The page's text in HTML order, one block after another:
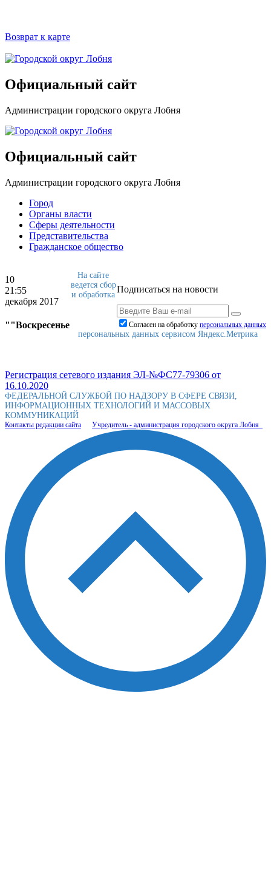
Возврат к карте
Официальный сайт
Администрации городского округа Лобня
Официальный сайт
Администрации городского округа Лобня
Город
Органы власти
Сферы деятельности
Представительства
Гражданское общество
10
21:55
декабря 2017
""Воскресенье
Подписаться на новости
Согласен на обработку персональныx данных
На сайте
ведется сбор
и обработка
персональных данных сервисом Яндекс.Метрика
Регистрация сетевого издания ЭЛ-№ФС77-79306 от
16.10.2020
ФЕДЕРАЛЬНОЙ СЛУЖБОЙ ПО НАДЗОРУ В СФЕРЕ СВЯЗИ,
ИНФОРМАЦИОННЫХ ТЕХНОЛОГИЙ И МАССОВЫХ
КОММУНИКАЦИЙ
Контакты редакции сайта Учредитель - администрация городского округа Лобня